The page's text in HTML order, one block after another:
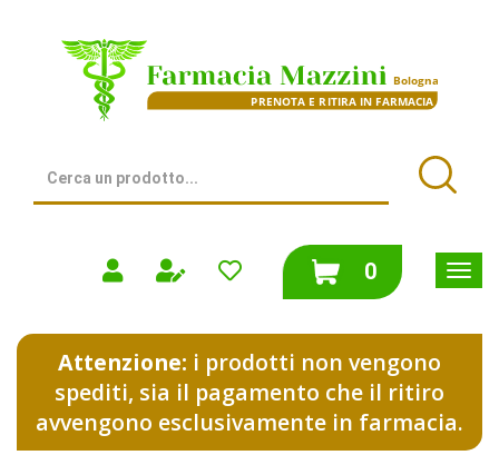
contenuto
Farmacia
Prodotto
0prodotti
inseriti
Attenzione: i prodotti non vengono
spediti, sia il pagamento che il ritiro
avvengono esclusivamente in farmacia.